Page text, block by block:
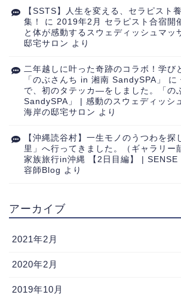
【SSTS】人生を変える、セラピスト
集！
に 2019年2月 セラピスト合宿開
と体が感動するスウェディッシュマ
邸宅サロン より
二年越しに叶った奇跡のコラボ！学び
「のぶさんち in 湘南 SandySPA」
に
で、初のタテッカ―をしました。「の
SandySPA」 | 感動のスウェディッシ
海岸の邸宅サロン より
【沖縄読谷村】一生モノのうつわを探
里」へ行ってきました。（ギャラリー
家族旅行in沖縄 【2日目編】 | SENSE
容師Blog より
アーカイブ
2021年2月
2020年2月
2019年10月